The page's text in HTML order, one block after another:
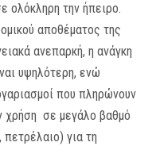
ολόκληρη την ήπειρο.
αποθέματος της
ανεπαρκή, η ανάγκη
υψηλότερη, ενώ
που πληρώνουν
χρήση σε μεγάλο βαθμό
για τη